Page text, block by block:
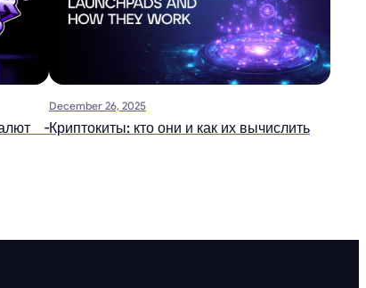
-
December 26, 2025
Криптокиты: кто они и как их вычислить